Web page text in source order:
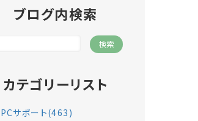
ブログ内検索
カテゴリーリスト
PCサポート(463)